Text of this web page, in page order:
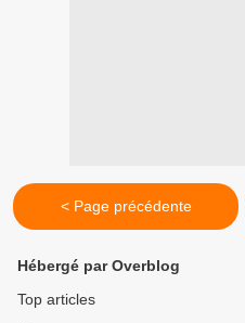
< Page précédente
Hébergé par Overblog
Top articles